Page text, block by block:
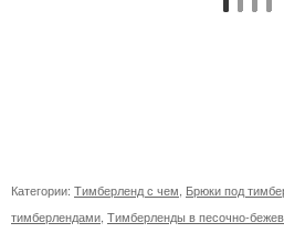
Категории: Тимберленд с чем Брюки под
тимберлендами Тимберленды в песочно-